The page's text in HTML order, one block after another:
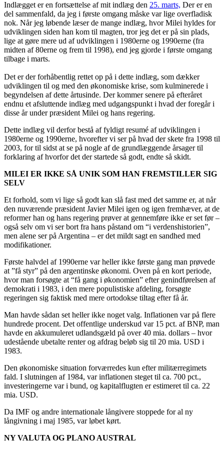
Indlægget er en fortsættelse af mit indlæg den 25. marts, Der er en
del sammenfald, da jeg i første omgang måske var lige overfladisk
nok. Når jeg løbende læser de mange indlæg, hvor Milei hyldes for
udviklingen siden han kom til magten, tror jeg det er på sin plads,
lige at gøre mere ud af udviklingen i 1980erne og 1990erne (fra
midten af 80erne og frem til 1998), end jeg gjorde i første omgang
tilbage i marts.
Det er der forhåbentlig rettet op på i dette indlæg, som dækker
udviklingen til og med den økonomiske krise, som kulminerede i
begyndelsen af dette årtusinde. Der kommer senere på efteråret
endnu et afsluttende indlæg med udgangspunkt i hvad der foregår i
disse år under præsident Milei og hans regering.
Dette indlæg vil derfor bestå af fyldigt resumé af udviklingen i
1980erne og 1990erne, hvorefter vi ser på hvad der skete fra 1998 til
2003, for til sidst at se på nogle af de grundlæggende årsager til
forklaring af hvorfor det der startede så godt, endte så skidt.
MILEI ER IKKE SÅ UNIK SOM HAN FREMSTILLER SIG
SELV
Et forhold, som vi lige så godt kan slå fast med det samme er, at når
den nuværende præsident Javier Milei igen og igen fremhæver, at de
reformer han og hans regering prøver at gennemføre ikke er set før –
også selv om vi ser bort fra hans påstand om “i verdenshistorien”,
men alene ser på Argentina – er det mildt sagt en sandhed med
modifikationer.
Første halvdel af 1990erne var heller ikke første gang man prøvede
at ”få styr” på den argentinske økonomi. Oven på en kort periode,
hvor man forsøgte at “få gang i økonomien” efter genindførelsen af
demokrati i 1983, i den mere populistiske afdeling, forsøgte
regeringen sig faktisk med mere ortodokse tiltag efter få år.
Man havde sådan set heller ikke noget valg. Inflationen var på flere
hundrede procent. Det offentlige underskud var 15 pct. af BNP, man
havde en akkumuleret udlandsgæld på over 40 mia. dollars – hvor
udestående ubetalte renter og afdrag beløb sig til 20 mia. USD i
1983.
Den økonomiske situation forværredes kun efter militærregimets
fald. I slutningen af 1984, var inflationen steget til ca. 700 pct.,
investeringerne var i bund, og kapitalflugten er estimeret til ca. 22
mia. USD.
Da IMF og andre internationale långivere stoppede for al ny
långivning i maj 1985, var løbet kørt.
NY VALUTA OG PLANO AUSTRAL